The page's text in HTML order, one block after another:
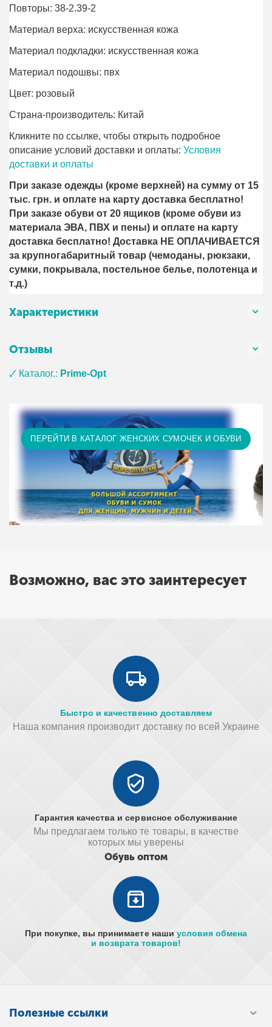
Повторы: 38-2.39-2
Материал верха: искусственная кожа
Материал подкладки: искусственная кожа
Материал подошвы: пвх
Цвет: розовый
Страна-производитель: Китай
Кликните по ссылке, чтобы открыть подробное
описание условий доставки и оплаты:Условия
доставки и оплаты
При заказе одежды (кроме верхней) на сумму от 15
тыс. грн. и оплате на карту доставка бесплатно!
При заказе обуви от 20 ящиков (кроме обуви из
материала ЭВА, ПВХ и пены) и оплате на карту
доставка бесплатно! Доставка НЕ ОПЛАЧИВАЕТСЯ
за крупногабаритный товар (чемоданы, рюкзаки,
сумки, покрывала, постельное белье, полотенца и
т.д.)
Характеристики
Отзывы
🗸 Каталог.: Prime-Opt
ПЕРЕЙТИ В КАТАЛОГ ЖЕНСКИХ СУМОЧЕК И ОБУВИ
Возможно, вас это заинтересует
Быстро и качественно доставляем
Наша компания производит доставку по всей Украине
Гарантия качества и сервисное обслуживание
Мы предлагаем только те товары, в качестве
которых мы уверены
Обувь оптом
При покупке, вы принимаете наши условия обмена
и возврата товаров!
Полезные ссылки